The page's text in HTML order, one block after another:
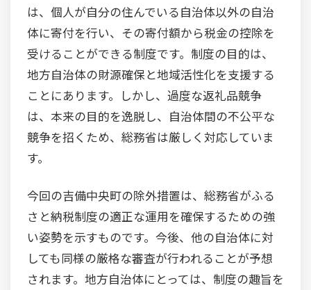
は、個人が自分の住んでいる自治体以外の自治
体に寄付を行い、その寄付額から税金の控除を
受けることができる制度です。制度の目的は、
地方自治体の財源確保と地域活性化を支援する
ことにあります。しかし、過度な返礼品競争
は、本来の目的を逸脱し、自治体間の不公平な
競争を招くため、総務省は厳しく対応していま
す。
今回の吉備中央町の除外措置は、総務省がふる
さと納税制度の適正な運用を確保するための強
い姿勢を示すものです。今後、他の自治体に対
しても同様の厳格な審査が行われることが予想
されます。地方自治体にとっては、制度の趣旨を